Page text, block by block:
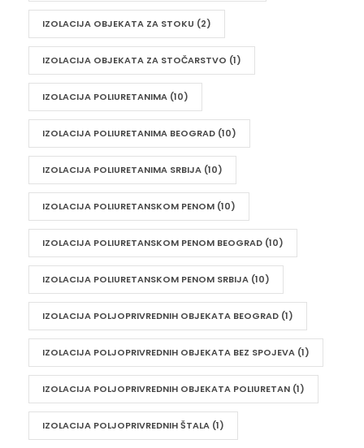
IZOLACIJA OBJEKATA ZA STOKU (2)
IZOLACIJA OBJEKATA ZA STOČARSTVO (1)
IZOLACIJA POLIURETANIMA (10)
IZOLACIJA POLIURETANIMA BEOGRAD (10)
IZOLACIJA POLIURETANIMA SRBIJA (10)
IZOLACIJA POLIURETANSKOM PENOM (10)
IZOLACIJA POLIURETANSKOM PENOM BEOGRAD (10)
IZOLACIJA POLIURETANSKOM PENOM SRBIJA (10)
IZOLACIJA POLJOPRIVREDNIH OBJEKATA BEOGRAD (1)
IZOLACIJA POLJOPRIVREDNIH OBJEKATA BEZ SPOJEVA (1)
IZOLACIJA POLJOPRIVREDNIH OBJEKATA POLIURETAN (1)
IZOLACIJA POLJOPRIVREDNIH ŠTALA (1)